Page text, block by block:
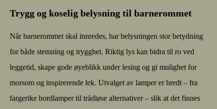
Trygg og koselig belysning til barnerommet
Når barnerommet skal innredes, har belysningen stor betydning
for både stemning og trygghet. Riktig lys kan bidra til ro ved
leggetid, skape gode øyeblikk under lesing og gi mulighet for
morsom og inspirerende lek. Utvalget av lamper er bredt – fra
fargerike bordlamper til trådløse alternativer – slik at det finnes